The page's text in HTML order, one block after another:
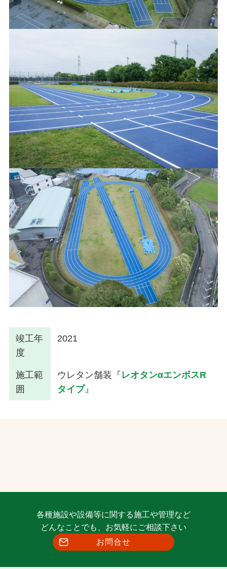
竣工年
度
2021
施工範
囲
ウレタン舗装『 レオタンαエンボスR
タイプ』
各種施設や設備等に関する施工や管理など
どんなことでも、お気軽にご相談下さい
お問合せ